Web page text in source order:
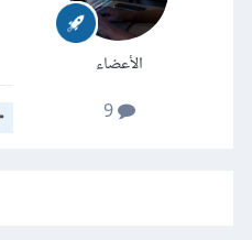
الأعضاء
9